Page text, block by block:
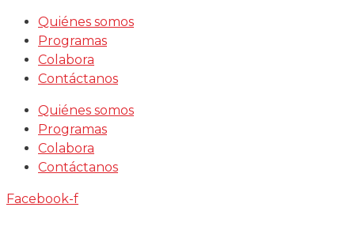
Saltar
contenido
Quiénes somos
Programas
Colabora
Contáctanos
Quiénes somos
Programas
Colabora
Contáctanos
Facebook-f